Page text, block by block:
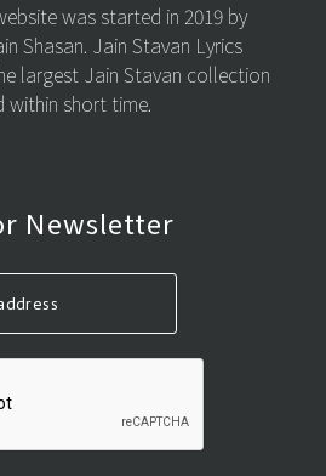
was started in 2019 by
Shasan. Jain Stavan Lyrics
largest Jain Stavan collection
within short time.
Newsletter